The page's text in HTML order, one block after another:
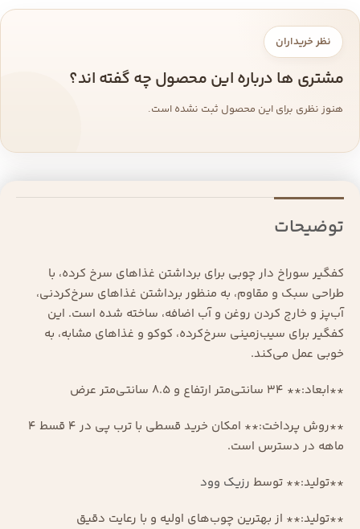
نظر خریداران
مشتری ها درباره این محصول چه گفته اند؟
هنوز نظری برای این محصول ثبت نشده است.
توضیحات
کفگیر سوراخ دار چوبی برای برداشتن غذاهای سرخ کرده، با
طراحی سبک و مقاوم، به منظور برداشتن غذاهای سرخ‌کردنی،
آب‌پز و خارج کردن روغن و آب اضافه، ساخته شده است. این
کفگیر برای سیب‌زمینی سرخ‌کرده، کوکو و غذاهای مشابه، به
خوبی عمل می‌کند.
**ابعاد:** 34 سانتی‌متر ارتفاع و 8.5 سانتی‌متر عرض
**روش پرداخت:** امکان خرید قسطی با ترب پی در 4 قسط 4
ماهه در دسترس است.
**تولید:** توسط رزیک وود
**تولید:** از بهترین چوب‌های اولیه و با رعایت دقیق